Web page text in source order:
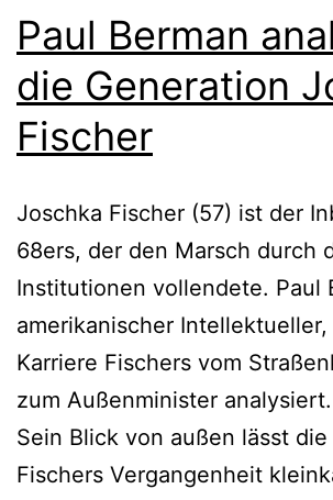
Paul Berman
die Generation
Fischer
Joschka Fischer (57) ist der
68ers, der den Marsch durch
Institutionen vollendete. Paul
amerikanischer
Karriere Fischers vom
zum Außenminister analysiert.
Sein Blick von außen lässt
Fischers Vergangenheit